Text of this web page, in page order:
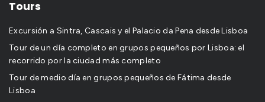
Tours
Excursión a Sintra, Cascais y el Palacio da Pena desde Lisboa
Tour de un día completo en grupos pequeños por Lisboa: el
recorrido por la ciudad más completo
Tour de medio día en grupos pequeños de Fátima desde
Lisboa